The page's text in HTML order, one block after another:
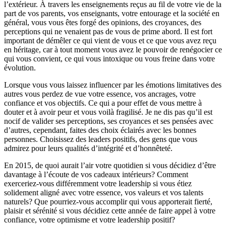
l’extérieur. À travers les enseignements reçus au fil de votre vie de la
part de vos parents, vos enseignants, votre entourage et la société en
général, vous vous êtes forgé des opinions, des croyances, des
perceptions qui ne venaient pas de vous de prime abord. Il est fort
important de démêler ce qui vient de vous et ce que vous avez reçu
en héritage, car à tout moment vous avez le pouvoir de renégocier ce
qui vous convient, ce qui vous intoxique ou vous freine dans votre
évolution.
Lorsque vous vous laissez influencer par les émotions limitatives des
autres vous perdez de vue votre essence, vos ancrages, votre
confiance et vos objectifs. Ce qui a pour effet de vous mettre à
douter et à avoir peur et vous voilà fragilisé. Je ne dis pas qu’il est
nocif de valider ses perceptions, ses croyances et ses pensées avec
d’autres, cependant, faites des choix éclairés avec les bonnes
personnes. Choisissez des leaders positifs, des gens que vous
admirez pour leurs qualités d’intégrité et d’honnêteté.
En 2015, de quoi aurait l’air votre quotidien si vous décidiez d’être
davantage à l’écoute de vos cadeaux intérieurs? Comment
exerceriez-vous différemment votre leadership si vous étiez
solidement aligné avec votre essence, vos valeurs et vos talents
naturels? Que pourriez-vous accomplir qui vous apporterait fierté,
plaisir et sérénité si vous décidiez cette année de faire appel à votre
confiance, votre optimisme et votre leadership positif?